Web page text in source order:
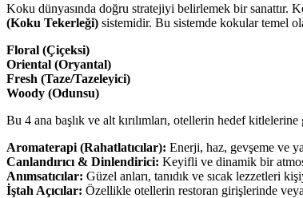
Koku dünyasında doğru stratejiyi belirlemek bir sanattır.
(Koku Tekerleği) sistemidir. Bu sistemde kokular temel
Floral (Çiçeksi)
Oriental (Oryantal)
Fresh (Taze/Tazeleyici)
Woody (Odunsu)
Bu 4 ana başlık ve alt kırılımları, otellerin hedef
Aromaterapi (Rahatlatıcılar): Enerji, haz, gevşeme ve
Canlandırıcı & Dinlendirici: Keyifli ve dinamik bir
Anımsatıcılar: Güzel anları, tanıdık ve sıcak lezzetleri
İştah Açıcılar: Özellikle otellerin restoran girişlerinde